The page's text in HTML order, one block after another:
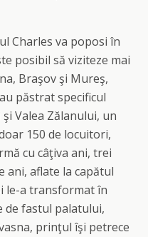
Charles va poposi în
posibil să viziteze mai
Braşov şi Mureş,
păstrat specificul
Valea Zălanului, un
150 de locuitori,
cu câţiva ani, trei
ani, aflate la capătul
le-a transformat în
de fastul palatului,
prinţul îşi petrece